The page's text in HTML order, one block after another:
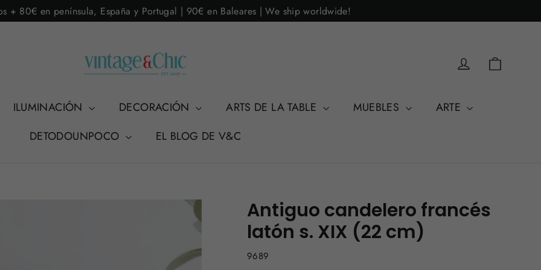
+ 80€ en península, España y Portugal | 90€ en Baleares | We ship worldwide!
Acceder
ILUMINACIÓN DECORACIÓN ARTS DE LA TABLE MUEBLES
ARTE
DETODOUNPOCO
EL BLOG DE V&C
Antiguo candelero francés
latón s. XIX (22 cm)
9689